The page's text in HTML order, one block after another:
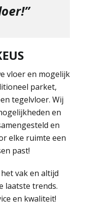
vloer en mogelijk
parket,
tegelvloer. Wij
en
en
elke ruimte een
past!
vak en altijd
laatste trends.
en kwaliteit!